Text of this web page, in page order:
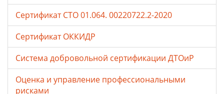
Сертификат СТО 01.064. 00220722.2-2020
Сертификат ОККИДР
Система добровольной сертификации ДТОиР
Оценка и управление профессиональными
рисками